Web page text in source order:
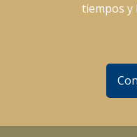
tiempos y